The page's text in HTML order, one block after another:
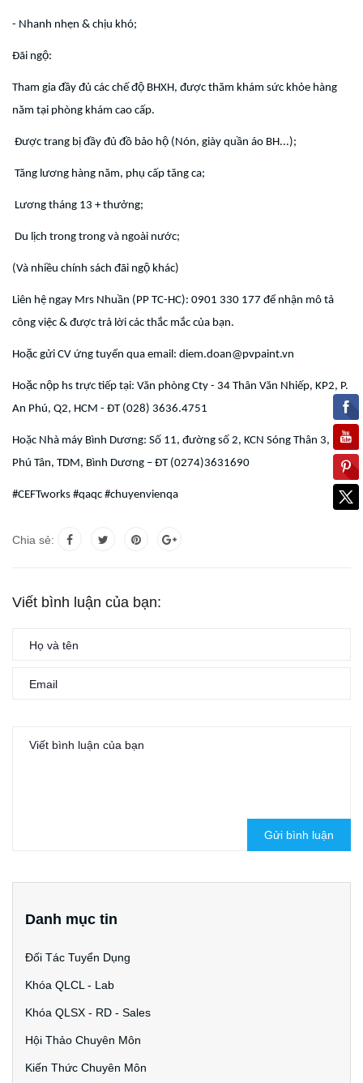
- Nhanh nhẹn & chịu khó;
Đãi ngộ:
Tham gia đầy đủ các chế độ BHXH, được thăm khám sức khỏe hàng
năm tại phòng khám cao cấp.
Được trang bị đầy đủ đồ bảo hộ (Nón, giày quần áo BH...);
Tăng lương hàng năm, phụ cấp tăng ca;
Lương tháng 13 + thưởng;
Du lịch trong trong và ngoài nước;
(Và nhiều chính sách đãi ngộ khác)
Liên hệ ngay Mrs Nhuần (PP TC-HC): 0901 330 177 để nhận mô tả
công việc & được trả lời các thắc mắc của bạn.
Hoặc gửi CV ứng tuyển qua email: diem.doan@pvpaint.vn
Hoặc nộp hs trực tiếp tại: Văn phòng Cty - 34 Thân Văn Nhiếp, KP2, P.
An Phú, Q2, HCM - ĐT (028) 3636.4751
Hoặc Nhà máy Bình Dương: Số 11, đường số 2, KCN Sóng Thân 3, P.
Phú Tân, TDM, Bình Dương – ĐT (0274)3631690
#CEFTworks #qaqc #chuyenvienqa
Chia sẻ:
Viết bình luận của bạn:
Gửi bình luận
Danh mục tin
Đối Tác Tuyển Dụng
Khóa QLCL - Lab
Khóa QLSX - RD - Sales
Hội Thảo Chuyên Môn
Kiến Thức Chuyên Môn